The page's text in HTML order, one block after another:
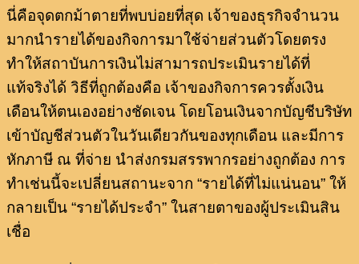
นี่คือจุดตกม้าตายที่พบบ่อยที่สุด เจ้าของธุรกิจจำนวน
มากนำรายได้ของกิจการมาใช้จ่ายส่วนตัวโดยตรง
ทำให้สถาบันการเงินไม่สามารถประเมินรายได้ที่
แท้จริงได้ วิธีที่ถูกต้องคือ เจ้าของกิจการควรตั้งเงิน
เดือนให้ตนเองอย่างชัดเจน โดยโอนเงินจากบัญชีบริษัท
เข้าบัญชีส่วนตัวในวันเดียวกันของทุกเดือน และมีการ
หักภาษี ณ ที่จ่าย นำส่งกรมสรรพากรอย่างถูกต้อง การ
ทำเช่นนี้จะเปลี่ยนสถานะจาก “รายได้ที่ไม่แน่นอน” ให้
กลายเป็น “รายได้ประจำ” ในสายตาของผู้ประเมินสิน
เชื่อ